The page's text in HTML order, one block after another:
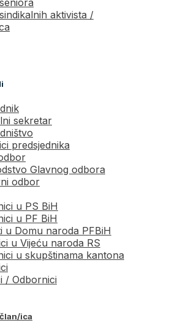
aktivista /
sekretar
predsjednika
Glavnog odbora
odbor
u PS BiH
u PF BiH
u Domu naroda PFBiH
u Vijeću naroda RS
u skupštinama kantona
/ Odbornici
ica